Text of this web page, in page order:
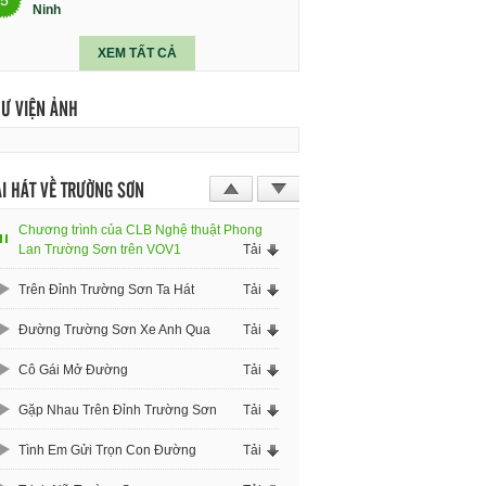
Ninh
XEM TẤT CẢ
VIỆN ẢNH
HÁT VỀ TRƯỜNG SƠN
Chương trình của CLB Nghệ thuật Phong
Lan Trường Sơn trên VOV1
Tải
Trên Đỉnh Trường Sơn Ta Hát Tải
Đường Trường Sơn Xe Anh Qua Tải
Cô Gái Mở Đường Tải
Gặp Nhau Trên Đỉnh Trường Sơn Tải
Tình Em Gửi Trọn Con Đường Tải